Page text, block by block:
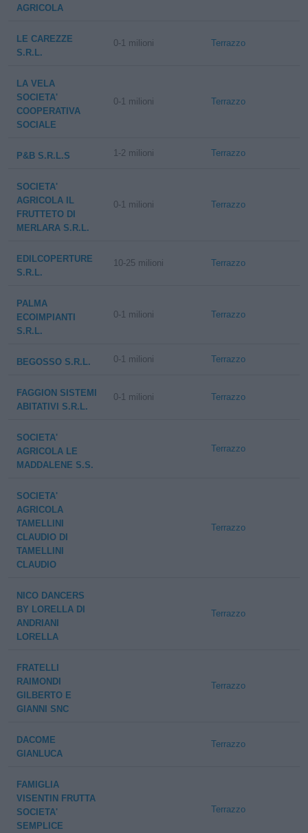
AGRICOLA
LE CAREZZE
S.R.L.
0-1 milioni Terrazzo
LA VELA
SOCIETA'
COOPERATIVA
SOCIALE
0-1 milioni Terrazzo
P&B S.R.L.S 1-2 milioni Terrazzo
SOCIETA'
AGRICOLA IL
FRUTTETO DI
MERLARA S.R.L.
0-1 milioni Terrazzo
EDILCOPERTURE
S.R.L.
10-25 milioni Terrazzo
PALMA
ECOIMPIANTI
S.R.L.
0-1 milioni Terrazzo
BEGOSSO S.R.L. 0-1 milioni Terrazzo
FAGGION SISTEMI
ABITATIVI S.R.L.
0-1 milioni Terrazzo
SOCIETA'
AGRICOLA LE
MADDALENE S.S.
Terrazzo
SOCIETA'
AGRICOLA
TAMELLINI
CLAUDIO DI
TAMELLINI
CLAUDIO
Terrazzo
NICO DANCERS
BY LORELLA DI
ANDRIANI
LORELLA
Terrazzo
FRATELLI
RAIMONDI
GILBERTO E
GIANNI SNC
Terrazzo
DACOME
GIANLUCA
Terrazzo
FAMIGLIA
VISENTIN FRUTTA
SOCIETA'
SEMPLICE
Terrazzo